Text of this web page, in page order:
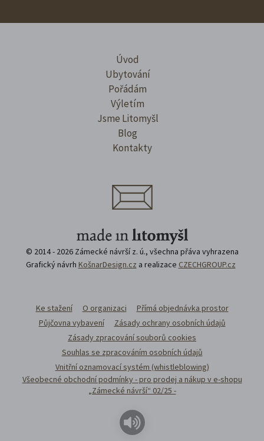
Úvod
Ubytování
Pořádám
Výletím
Jsme Litomyšl
Blog
Kontakty
© 2014 - 2026 Zámecké návrší z. ú., všechna přáva vyhrazena
Grafický návrh KošnarDesign.cz a realizace CZECHGROUP.cz
Ke stažení O organizaci
Přímá objednávka prostor
Půjčovna vybavení
Zásady ochrany osobních údajů
Zásady zpracování souborů cookies
Souhlas se zpracováním osobních údajů
Vnitřní oznamovací systém (whistleblowing)
Všeobecné obchodní podmínky - pro prodej a nákup v e-shopu
„Zámecké návrší“ 02/25 -